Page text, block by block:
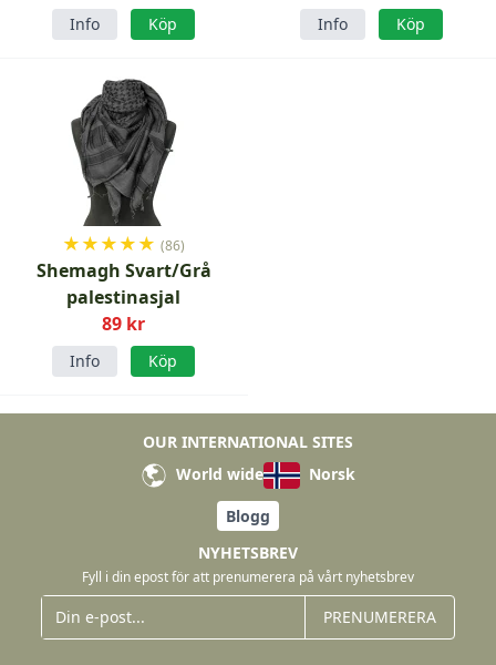
Info Köp Info Köp
★★★★★ (86)
Shemagh Svart/Grå
palestinasjal
89 kr
Info Köp
OUR INTERNATIONAL SITES
World wide
Norsk
Blogg
NYHETSBREV
Fyll i din epost för att prenumerera på vårt nyhetsbrev
PRENUMERERA